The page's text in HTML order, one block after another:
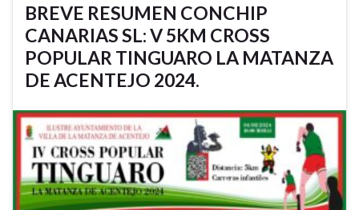
BREVE RESUMEN CONCHIP
CANARIAS SL: V 5KM CROSS
POPULAR TINGUARO LA MATANZA
DE ACENTEJO 2024.